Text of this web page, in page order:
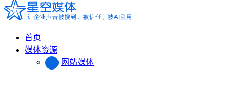
首页
媒体资源
网站媒体